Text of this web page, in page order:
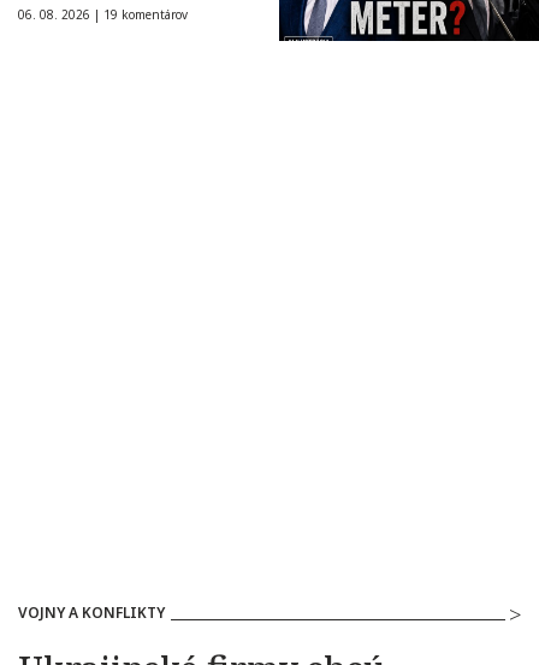
06. 08. 2026 | 19 komentárov
VOJNY A KONFLIKTY